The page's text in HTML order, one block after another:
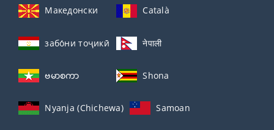
Македонски Català
забо́ни тоҷикӣ́ नेपाली
ဗမာစကာ Shona
Nyanja (Chichewa) Samoan